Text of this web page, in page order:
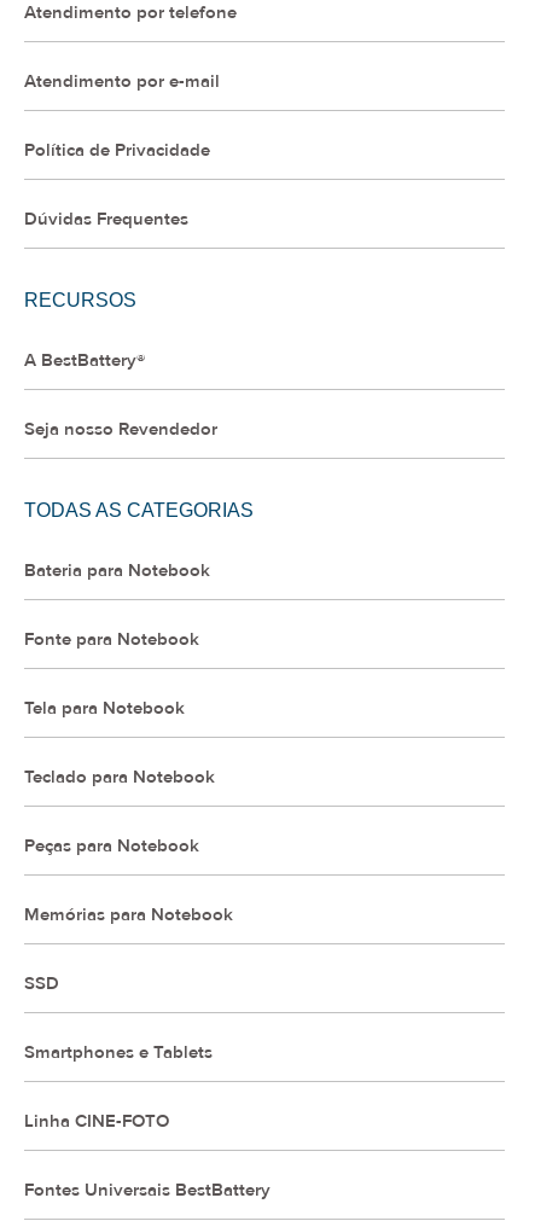
Atendimento por telefone
Atendimento por e-mail
Política de Privacidade
Dúvidas Frequentes
RECURSOS
A BestBattery®
Seja nosso Revendedor
TODAS AS CATEGORIAS
Bateria para Notebook
Fonte para Notebook
Tela para Notebook
Teclado para Notebook
Peças para Notebook
Memórias para Notebook
SSD
Smartphones e Tablets
Linha CINE-FOTO
Fontes Universais BestBattery